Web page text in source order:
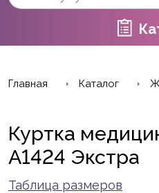
Главная Каталог
Куртка
A1424 Экстра
Таблица размеров